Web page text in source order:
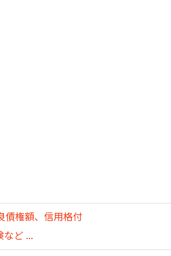
債権額、信用格付
ど ...